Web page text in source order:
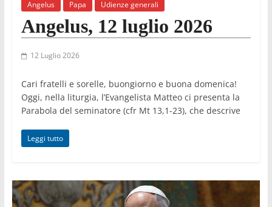
Angelus Papa Udienze generali
Angelus, 12 luglio 2026
12 Luglio 2026
Cari fratelli e sorelle, buongiorno e buona domenica!
Oggi, nella liturgia, l’Evangelista Matteo ci presenta la
Parabola del seminatore (cfr Mt 13,1-23), che descrive
Leggi tutto